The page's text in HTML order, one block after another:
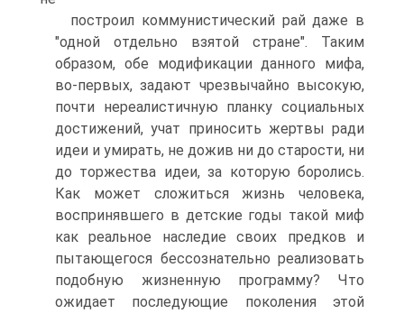
построил коммунистический рай даже в
"одной отдельно взятой стране". Таким
образом, обе модификации данного мифа,
во-первых, задают чрезвычайно высокую,
почти нереалистичную планку социальных
достижений, учат приносить жертвы ради
идеи и умирать, не дожив ни до старости, ни
до торжества идеи, за которую боролись.
Как может сложиться жизнь человека,
воспринявшего в детские годы такой миф
как реальное наследие своих предков и
пытающегося бессознательно реализовать
подобную жизненную программу? Что
ожидает последующие поколения этой